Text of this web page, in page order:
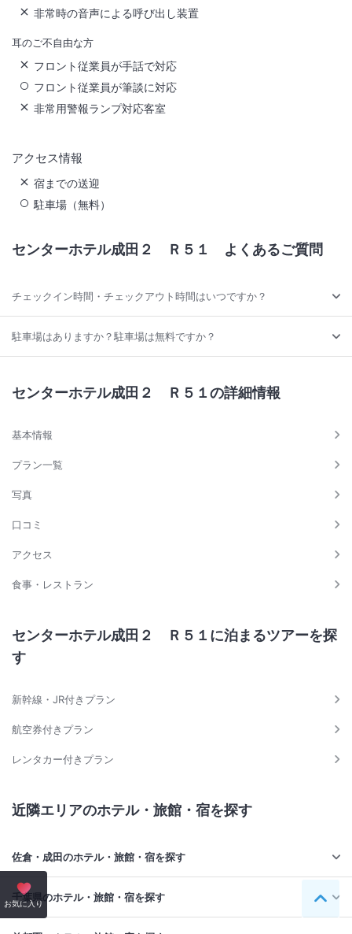
非常時の音声による呼び出し装置
耳のご不自由な方
フロント従業員が手話で対応
フロント従業員が筆談に対応
非常用警報ランプ対応客室
アクセス情報
宿までの送迎
駐車場（無料）
お気に入り ペー
センターホテル成田２ Ｒ５１ よくあるご質問
チェックイン時間・チェックアウト時間はいつですか？
駐車場はありますか？駐車場は無料ですか？
センターホテル成田２ Ｒ５１の詳細情報
基本情報
プラン一覧
写真
口コミ
アクセス
食事・レストラン
センターホテル成田２ Ｒ５１に泊まるツアーを探
す
新幹線・JR付きプラン
航空券付きプラン
レンタカー付きプラン
近隣エリアのホテル・旅館・宿を探す
佐倉・成田のホテル・旅館・宿を探す
千葉県のホテル・旅館・宿を探す